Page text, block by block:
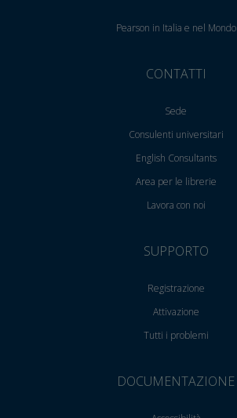
Pearson in Italia e nel Mondo
CONTATTI
Sede
Consulenti universitari
English Consultants
Area per le librerie
Lavora con noi
SUPPORTO
Registrazione
Attivazione
Tutti i problemi
DOCUMENTAZIONE